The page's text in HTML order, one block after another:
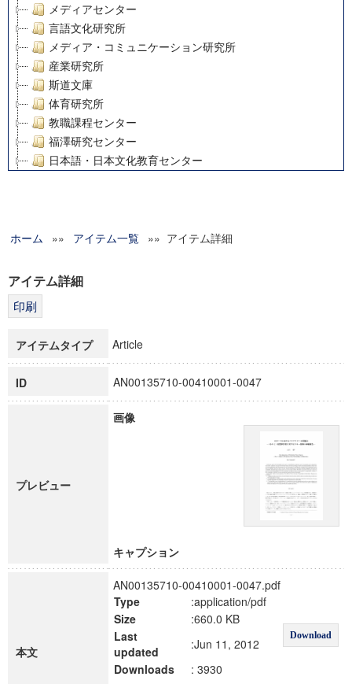
メディアセンター
言語文化研究所
メディア・コミュニケーション研究所
産業研究所
斯道文庫
体育研究所
教職課程センター
福澤研究センター
日本語・日本文化教育センター
グローバルリサーチインスティテュート
科学研究費補助金研究成果報告書
博士課程教育リーディングプログラム「超成熟社会発展のサ
ホーム »» アイテム一覧 »» アイテム詳細
アイテム詳細
アイテムタイプ Article
ID AN00135710-00410001-0047
プレビュー
画像
キャプション
本文
AN00135710-00410001-0047.pdf
Type
:application/pdf
Download
Size
:660.0 KB
Last
updated
:Jun 11, 2012
Downloads
: 3930